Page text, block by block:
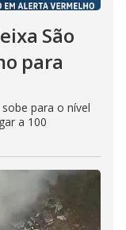
São
para
para o nível
a 100